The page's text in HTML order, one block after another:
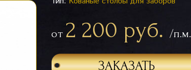
от 2 200 руб. /п.м.
ЗАКАЗАТЬ